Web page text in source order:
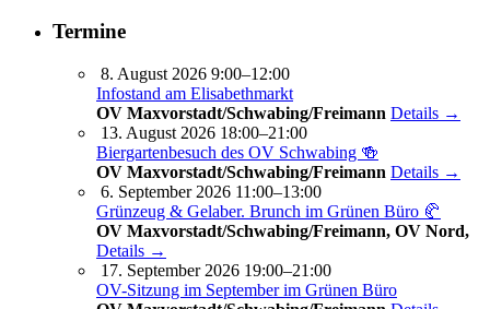
Termine
8. August 2026 9:00–12:00
Infostand am Elisabethmarkt
OV Maxvorstadt/Schwabing/Freimann Details →
13. August 2026 18:00–21:00
Biergartenbesuch des OV Schwabing 🍻
OV Maxvorstadt/Schwabing/Freimann Details →
6. September 2026 11:00–13:00
Grünzeug & Gelaber. Brunch im Grünen Büro 🥐
OV Maxvorstadt/Schwabing/Freimann, OV Nord,
Details →
17. September 2026 19:00–21:00
OV-Sitzung im September im Grünen Büro